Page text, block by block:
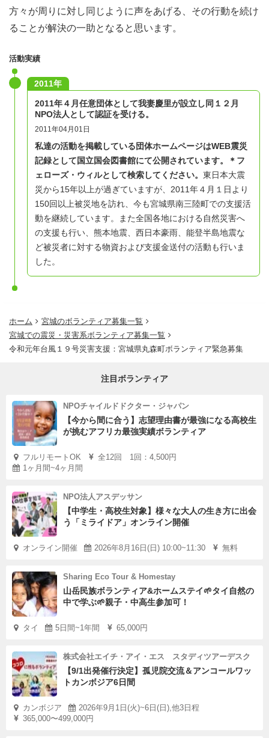
方々が周りに対し同じように声をあげる、その行動を続け
ることが解決の一助となると思います。
活動実績
2011年
2011年４月任意団体として我妻慶里が設立し同１２月
NPO法人として認証を受ける。
2011年04月01日
私達の活動を掲載している団体ホームページはWEB震災
記録として国立国会図書館にて公開されています。＊フ
ェローズ・ウィルとして検索してください。 東日本大震
災から15年以上が過ぎていますが、2011年４月１日より
150回以上被災地を訪れ、今も宮城県南三陸町での支援活
動を継続しています。
また全国各地における自然災害へ
の支援も行い、熊本地震、西日本豪雨、能登半島地震な
ど被災者に対する物資および支援金送付の活動も行いま
した。
ホーム
宮城のボランティア募集一覧
宮城での震災・災害系ボランティア募集一覧
令和元年台風１９号災害支援：宮城県丸森町ボランティア緊急募集
注目ボランティア
NPOチャイルドドクター・ジャパン
【今から間に合う】志望理由書が最強になる高校生
が挑むアフリカ最強実績ボランティア
フルリモートOK
全12回 1回：4,500円
1ヶ月間~4ヶ月間
NPO法人アスデッサン
【中学生・高校生対象】様々な大人の生き方に出会
う「ミライドア」オンライン開催
オンライン開催 2026年8月16日(日) 10:00~11:30 無料
Sharing Eco Tour & Homestay
山岳民族ボランティア&ホームステイ🌱タイ自然の
中で学ぶ🌱親子・中高生参加可！
タイ 5日間~1年間 65,000円
株式会社エイチ・アイ・エス スタディツアーデスク
【9/1出発催行決定】孤児院交流＆アンコールワッ
トカンボジア6日間
カンボジア
2026年9月1日(火)~6日(日),他3日程
365,000〜499,000円